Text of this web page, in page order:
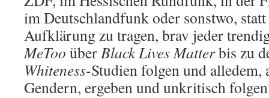
im Deutschlandfunk oder sonstwo,
Aufklärung zu tragen, brav jeder
MeToo überBlack Lives Matterbis zu
Whiteness-Studien folgen und alledem,
Gendern, ergeben und unkritisch